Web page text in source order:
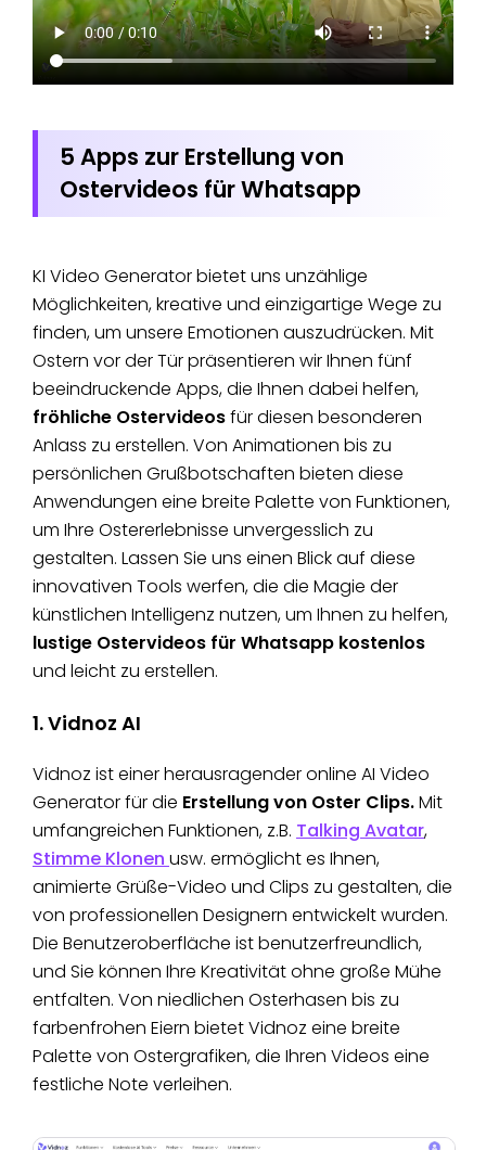
5 Apps zur Erstellung von
Ostervideos für Whatsapp
KI Video Generator bietet uns unzählige
Möglichkeiten, kreative und einzigartige Wege zu
finden, um unsere Emotionen auszudrücken. Mit
Ostern vor der Tür präsentieren wir Ihnen fünf
beeindruckende Apps, die Ihnen dabei helfen,
fröhliche Ostervideosfür diesen besonderen
Anlass zu erstellen. Von Animationen bis zu
persönlichen Grußbotschaften bieten diese
Anwendungen eine breite Palette von Funktionen,
um Ihre Ostererlebnisse unvergesslich zu
gestalten. Lassen Sie uns einen Blick auf diese
innovativen Tools werfen, die die Magie der
künstlichen Intelligenz nutzen, um Ihnen zu helfen,
lustige Ostervideos für Whatsapp kostenlos
und leicht zu erstellen.
1. Vidnoz AI
Vidnoz ist einer herausragender online AI Video
Generator für die Erstellung von Oster Clips.Mit
umfangreichen Funktionen, z.B. Talking Avatar,
Stimme Klonen usw. ermöglicht es Ihnen,
animierte Grüße-Video und Clips zu gestalten, die
von professionellen Designern entwickelt wurden.
Die Benutzeroberfläche ist benutzerfreundlich,
und Sie können Ihre Kreativität ohne große Mühe
entfalten. Von niedlichen Osterhasen bis zu
farbenfrohen Eiern bietet Vidnoz eine breite
Palette von Ostergrafiken, die Ihren Videos eine
festliche Note verleihen.